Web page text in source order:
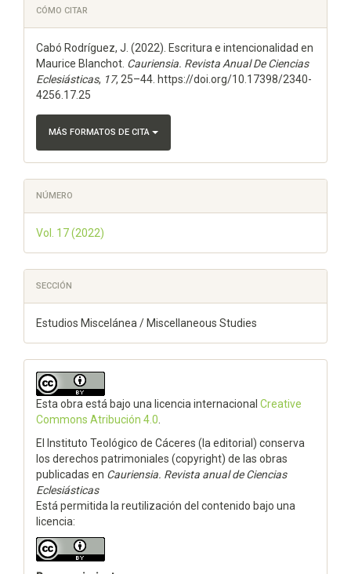
Detalles
del
artículo
CÓMO CITAR
Cabó Rodríguez, J. (2022). Escritura e intencionalidad en
Maurice Blanchot. Cauriensia. Revista Anual De Ciencias
Eclesiásticas, 17, 25–44. https://doi.org/10.17398/2340-
4256.17.25
MÁS FORMATOS DE CITA
NÚMERO
Vol. 17 (2022)
SECCIÓN
Estudios Miscelánea / Miscellaneous Studies
Esta obra está bajo una licencia internacional Creative
Commons Atribución 4.0
El Instituto Teológico de Cáceres (la editorial) conserva
los derechos patrimoniales (copyright) de las obras
publicadas en Cauriensia. Revista anual de Ciencias
Eclesiásticas
Está permitida la reutilización del contenido bajo una
licencia: